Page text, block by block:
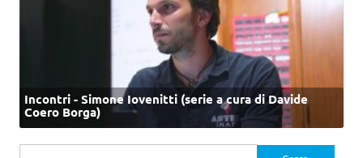
Incontri - Simone Iovenitti (serie a cura di Davide
Coero Borga)